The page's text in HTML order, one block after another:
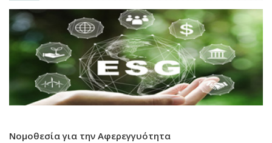
Νομοθεσία για την Αφερεγγυότητα